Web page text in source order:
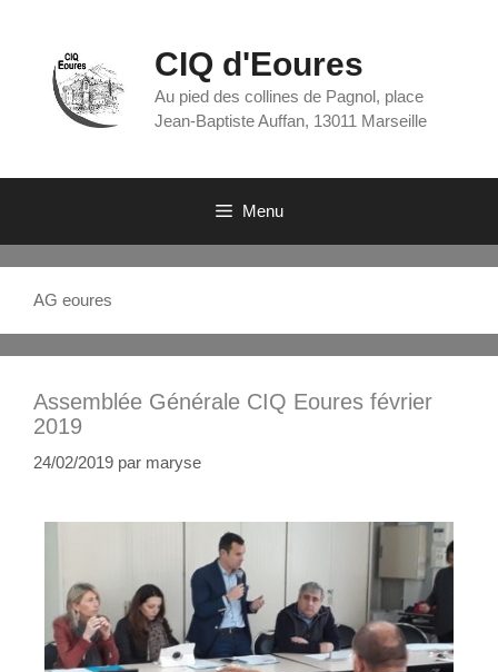
CIQ d'Eoures
Au pied des collines de Pagnol, place
Jean-Baptiste Auffan, 13011 Marseille
Menu
AG eoures
Assemblée Générale CIQ Eoures février
2019
24/02/2019 par maryse